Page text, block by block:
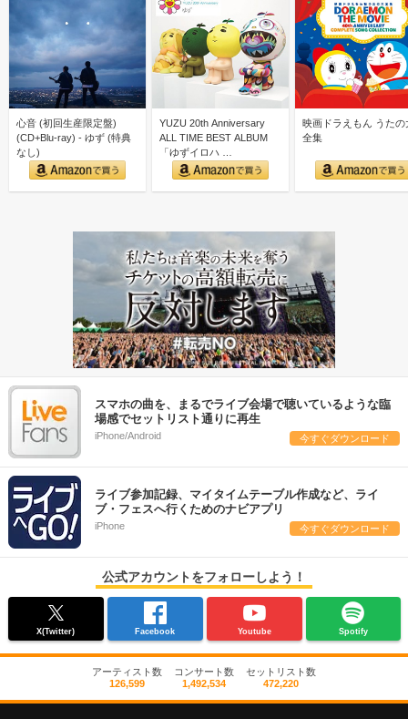
心音 (初回生産限定盤)
(CD+Blu-ray) - ゆず (特典
なし)
YUZU 20th Anniversary
ALL TIME BEST ALBUM
「ゆずイロハ …
映画ドラえもん うたの
全集
スマホの曲を、まるでライブ会場で聴いているような臨
場感でセットリスト通りに再生
iPhone/Android 今すぐダウンロード
ライブ参加記録、マイタイムテーブル作成など、ライ
ブ・フェスへ行くためのナビアプリ
iPhone 今すぐダウンロード
公式アカウントをフォローしよう！
X(Twitter) Facebook Youtube Spotify
アーティスト数
126,599
コンサート数
1,492,534
セットリスト数
472,220